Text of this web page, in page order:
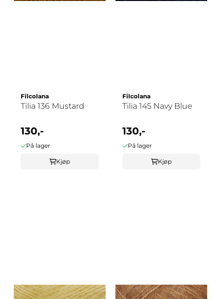
Filcolana
Tilia 136 Mustard
130,-
På lager
Kjøp
Filcolana
Tilia 145 Navy Blue
130,-
På lager
Kjøp